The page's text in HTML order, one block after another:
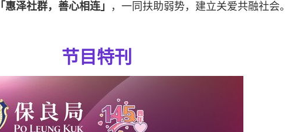
「惠泽社群，善心相连」 ，一同扶助弱势，建立关爱共融社会。
节目特刊